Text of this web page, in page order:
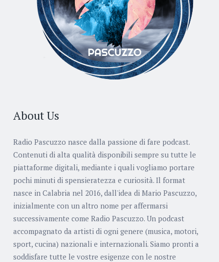
About Us
Radio Pascuzzo nasce dalla passione di fare podcast.
Contenuti di alta qualità disponibili sempre su tutte le
piattaforme digitali, mediante i quali vogliamo portare
pochi minuti di spensieratezza e curiosità. Il format
nasce in Calabria nel 2016, dall'idea di Mario Pascuzzo,
inizialmente con un altro nome per affermarsi
successivamente come Radio Pascuzzo. Un podcast
accompagnato da artisti di ogni genere (musica, motori,
sport, cucina) nazionali e internazionali. Siamo pronti a
soddisfare tutte le vostre esigenze con le nostre